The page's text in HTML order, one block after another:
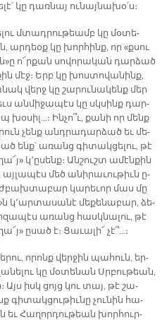
կը դառ­նայ ու­նայ­նա­խօ՛ս։
մտադ­րու­թեամբ կը մօ­տե­
ար­դեօք կը խոր­հինք, որ «քսու
ո՜ր­քան սո­վո­րա­կան դար­ձած
մէջ։ Երբ կը խոս­տո­վա­նինք,
վերջ կը շա­րու­նա­կենք մեր
ան­մի­ջա­պէս կը սկսինք դար­
Ին­չո՞ւ, քա­նի որ մենք
չենք անդ­րա­դար­ձած եւ մե­
ենք՝ ա­ռանց գի­տակ­ցե­լու, թէ
կ՚ը­սենք։ Ան­շուշտ ա­մէն­քին
այ­լա­պէս մեծ ա­նի­րա­ւու­թիւն ը­
դժբախ­տա­բար կա­րե­ւոր մաս մը
կ­՚ար­տա­սա­նէ մե­քե­նա­բար, ձե­
ա­ռանց հասկ­նա­լու, թէ
ը­սած է։ Ցա­ւա­լի՜ չէ՞…։
ո­րոնք վեր­ջին պա­հուն, եր­
կը մօ­տե­նան Սրբու­թեան,
Այս իսկ ցոյց կու տայ, թէ շա­
գի­տակ­ցու­թիւ­նը չու­նին հա­
եւ Հա­ղոր­դու­թեան խոր­հուր­